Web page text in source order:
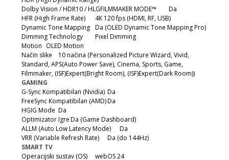
Dolby Vision / HDR10 / HLGFILMMAKER MODE™
Da
HFR (High Frame Rate)
4K 120 fps (HDMI, RF, USB)
Dynamic Tone Mapping Da (OLED Dynamic Tone Mapping Pro)
Dimming Technology
Pixel Dimming
Motion OLED Motion
Način slike
10 načina (Personalized Picture Wizard, Vivid,
Standard, APS(Auto Power Save), Cinema, Sports, Game,
Filmmaker, (ISF)Expert(Bright Room), (ISF)Expert(Dark Room))
GAMING
G-Sync Kompatibilan (Nvidia) Da
FreeSync Kompatibilan (AMD)Da
HGIG Mode Da
Optimizator IgreDa (Game Dashboard)
ALLM (Auto Low Latency Mode)
Da
VRR (Variable Refresh Rate)
Da (do 144Hz)
SMART TV
Operacijski sustav (OS)
webOS 24